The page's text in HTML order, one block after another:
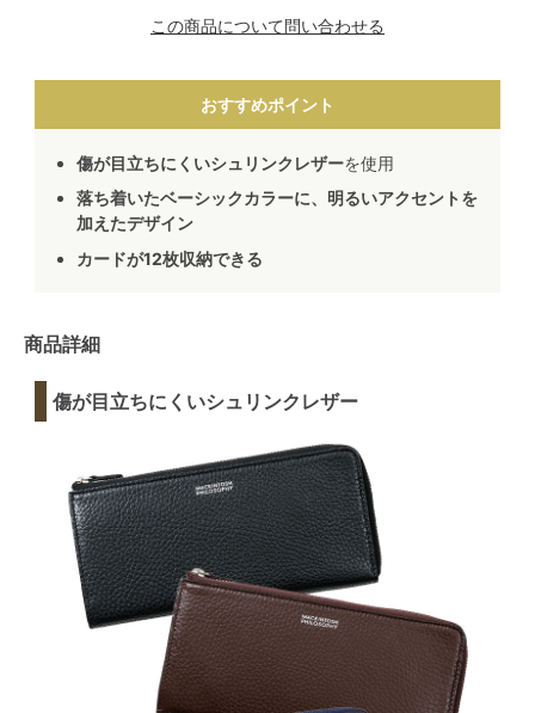
この商品について問い合わせる
おすすめポイント
傷が目立ちにくいシュリンクレザーを使用
落ち着いたベーシックカラーに、明るいアクセントを
加えたデザイン
カードが12枚収納できる
商品詳細
傷が目立ちにくいシュリンクレザー